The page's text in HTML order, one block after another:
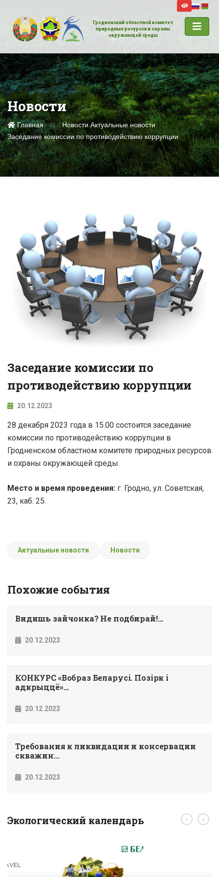
Гродненский областной комитет
природных ресурсов и охраны
окружающей среды
Новости
Главная Новости Актуальные новости
Заседание комиссии по противодействию коррупции
Заседание комиссии по
противодействию коррупции
20.12.2023
28 декабря 2023 года в 15.00 состоится заседание
комиссии по противодействию коррупции в
Гродненском областном комитете природных ресурсов
и охраны окружающей среды.
Место и время проведения: г. Гродно, ул. Советская,
23, каб. 25.
Актуальные новости Новости
Похожие события
Видишь зайчонка? Не подбирай!...
20.12.2023
КОНКУРС «Вобраз Беларусi. Позiрк i
адкрыццё»...
20.12.2023
Требования к ликвидации и консервации
скважин...
20.12.2023
Экологический календарь ‹ ›